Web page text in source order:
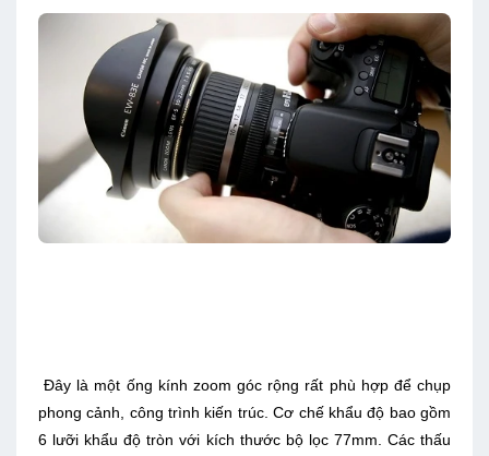
Đây là một ống kính zoom góc rộng rất phù hợp để chụp
phong cảnh, công trình kiến trúc. Cơ chế khẩu độ bao gồm
6 lưỡi khẩu độ tròn với kích thước bộ lọc 77mm. Các thấu